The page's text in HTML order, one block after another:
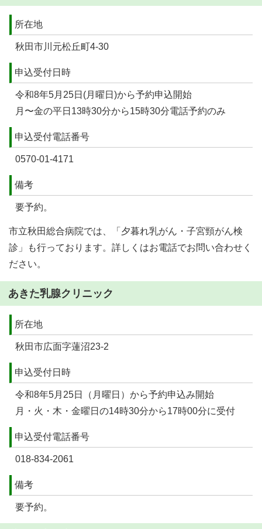
所在地
秋田市川元松丘町4-30
申込受付日時
令和8年5月25日(月曜日)から予約申込開始
月〜金の平日13時30分から15時30分電話予約のみ
申込受付電話番号
0570-01-4171
備考
要予約。
市立秋田総合病院では、「夕暮れ乳がん・子宮頸がん検
診」も行っております。詳しくはお電話でお問い合わせく
ださい。
あきた乳腺クリニック
所在地
秋田市広面字蓮沼23-2
申込受付日時
令和8年5月25日（月曜日）から予約申込み開始
月・火・木・金曜日の14時30分から17時00分に受付
申込受付電話番号
018-834-2061
備考
要予約。